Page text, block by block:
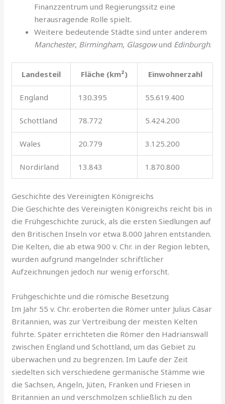
Finanzzentrum und Regierungssitz eine
herausragende Rolle spielt.
Weitere bedeutende Städte sind unter anderem
Manchester, Birmingham, Glasgowund Edinburgh.
Landesteil Fläche (km²) Einwohnerzahl
England 130.395 55.619.400
Schottland 78.772 5.424.200
Wales 20.779 3.125.200
Nordirland 13.843 1.870.800
Geschichte des Vereinigten Königreichs
Die Geschichte des Vereinigten Königreichs reicht bis in
die Frühgeschichte zurück, als die ersten Siedlungen auf
den Britischen Inseln vor etwa 8.000 Jahren entstanden.
Die Kelten, die ab etwa 900 v. Chr. in der Region lebten,
wurden aufgrund mangelnder schriftlicher
Aufzeichnungen jedoch nur wenig erforscht.
Frühgeschichte und die römische Besetzung
Im Jahr 55 v. Chr. eroberten die Römer unter Julius Cäsar
Britannien, was zur Vertreibung der meisten Kelten
führte. Später errichteten die Römer den Hadrianswall
zwischen England und Schottland, um das Gebiet zu
überwachen und zu begrenzen. Im Laufe der Zeit
siedelten sich verschiedene germanische Stämme wie
die Sachsen, Angeln, Jüten, Franken und Friesen in
Britannien an und verschmolzen schließlich zu den